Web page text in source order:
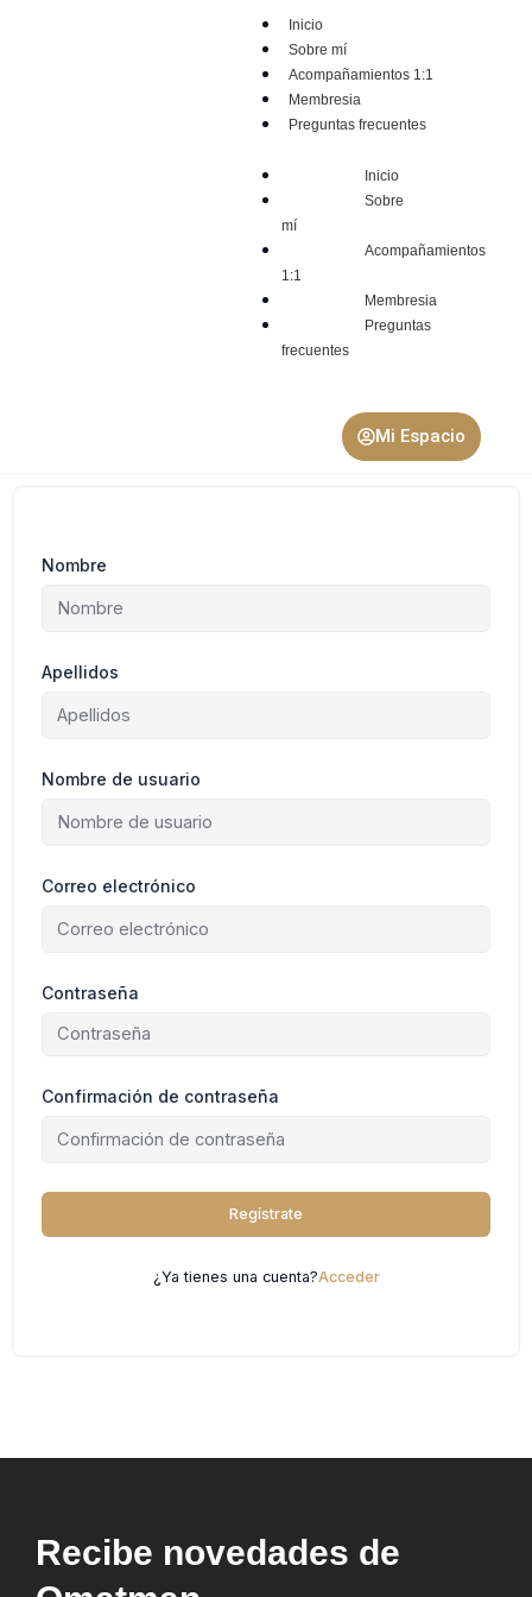
Inicio
Sobre mí
Acompañamientos 1:1
Membresia
Preguntas frecuentes
Inicio
Sobre
mí
Acompañamientos
1:1
Membresia
Preguntas
frecuentes
Mi Espacio
Nombre
Apellidos
Nombre de usuario
Correo electrónico
Contraseña
Confirmación de contraseña
Regístrate
¿Ya tienes una cuenta?Acceder
Recibe novedades de